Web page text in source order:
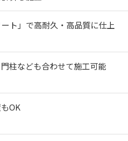
ト」で高耐久・高品質に仕上
柱なども合わせて施工可能
OK